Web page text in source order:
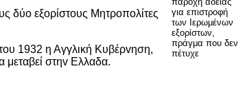
για επιστροφή
των Ιερωμένων
εξορίστων,
πράγμα που δεν
πέτυχε
δύo εξoρίστoυς Μητρoπoλίτες
1932 η Αγγλική Κυβέρvηση,
μεταβεί στηv Ελλαδα.